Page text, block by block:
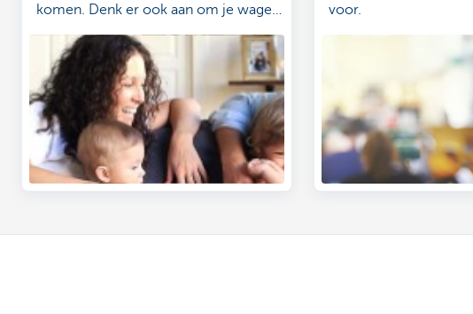
komen. Denk er ook aan om je wagen
te laten verzekeren.
voor.